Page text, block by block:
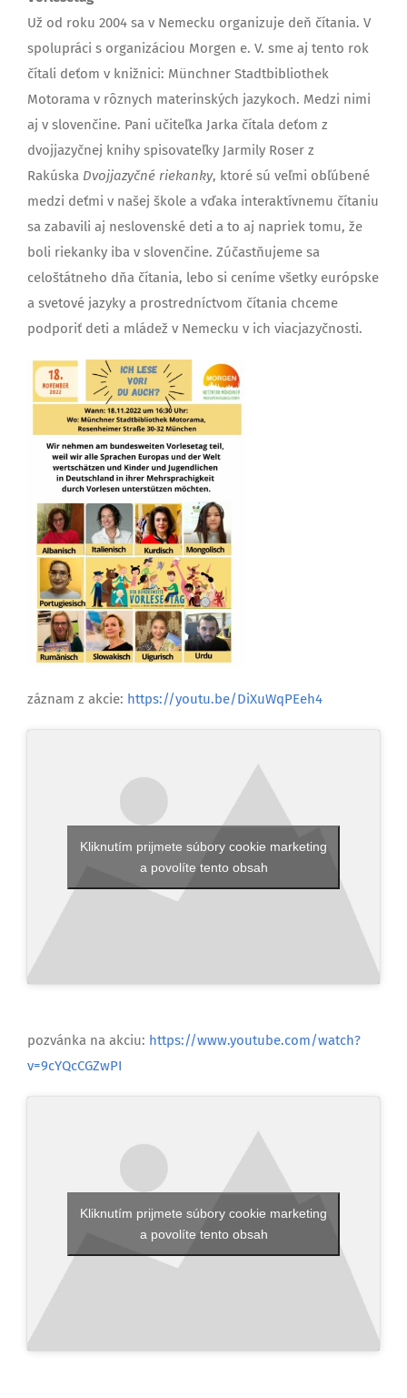
Už od roku 2004 sa v Nemecku organizuje deň čítania. V
spolupráci s organizáciou Morgen e. V. sme aj tento rok
čítali deťom v knižnici: Münchner Stadtbibliothek
Motorama v rôznych materinských jazykoch. Medzi nimi
aj v slovenčine. Pani učiteľka Jarka čítala deťom z
dvojjazyčnej knihy spisovateľky Jarmily Roser z
Rakúska Dvojjazyčné riekanky, ktoré sú veľmi obľúbené
medzi deťmi v našej škole a vďaka interaktívnemu čítaniu
sa zabavili aj neslovenské deti a to aj napriek tomu, že
boli riekanky iba v slovenčine. Zúčastňujeme sa
celoštátneho dňa čítania, lebo si ceníme všetky európske
a svetové jazyky a prostredníctvom čítania chceme
podporiť deti a mládež v Nemecku v ich viacjazyčnosti.
záznam z akcie: https://youtu.be/DiXuWqPEeh4
Kliknutím prijmete súbory cookie marketing
a povolíte tento obsah
pozvánka na akciu: https://www.youtube.com/watch?
v=9cYQcCGZwPI
Kliknutím prijmete súbory cookie marketing
a povolíte tento obsah